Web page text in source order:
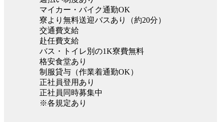
マイカー・バイク通勤OK
寮より無料送迎バスあり（約20分）
交通費支給
赴任費支給
バス・トイレ別の1K寮費無料
格安食堂あり
制服貸与（作業着通勤OK）
正社員登用あり
正社員同時募集中
※各規定あり